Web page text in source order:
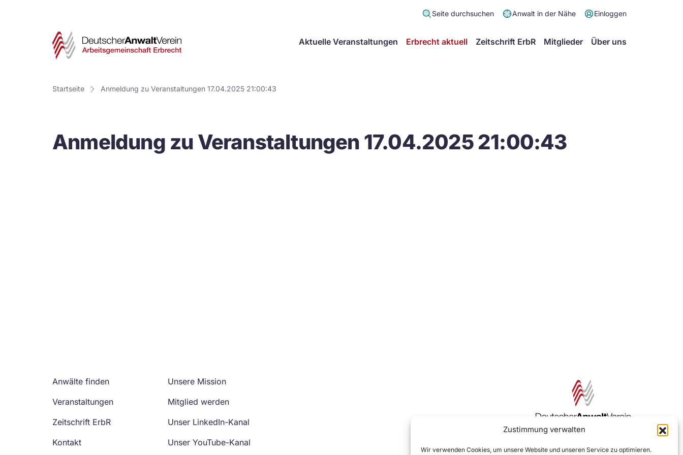
Zustimmung verwalten
Wir verwenden Cookies, um unsere Website und unseren Service zu optimieren.
Seite durchsuchen Anwalt in der Nähe Einloggen
Deutscher
Verein
Arbeitsgemeinschaft
Aktuelle Veranstaltungen Erbrecht aktuell Zeitschrift ErbR Mitglieder Über uns
Startseite Anmeldung zu Veranstaltungen 17.04.2025 21:00:43
Anmeldung zu Veranstaltungen 17.04.2025 21:00:43
Anwälte finden
Veranstaltungen
Zeitschrift ErbR
Kontakt
Unsere Mission
Mitglied werden
Unser LinkedIn-Kanal
Unser YouTube-Kanal
Zur DAV Webseite